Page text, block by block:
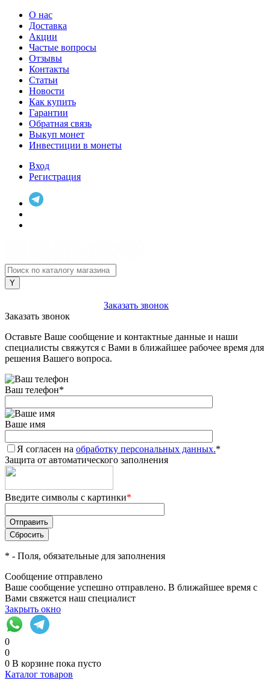
О нас
Доставка
Акции
Частые вопросы
Отзывы
Контакты
Статьи
Новости
Как купить
Гарантии
Обратная связь
Выкуп монет
Инвестиции в монеты
Вход
Регистрация
Заказать звонок
Заказать звонок
Оставьте Ваше сообщение и контактные данные и наши
специалисты свяжутся с Вами в ближайшее рабочее время для
решения Вашего вопроса.
Ваш телефон*
Ваше имя
Я согласен на обработку персональных данных.*
Защита от автоматического заполнения
Введите символы с картинки*
* - Поля, обязательные для заполнения
Сообщение отправлено
Ваше сообщение успешно отправлено. В ближайшее время с
Вами свяжется наш специалист
Закрыть окно
0
0
0 В корзине пока пусто
Каталог товаров